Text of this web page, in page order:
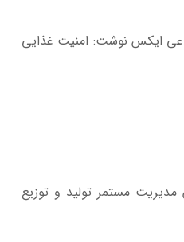
ایکس نوشت: امنیت غذایی
مستمر تولید و توزیع